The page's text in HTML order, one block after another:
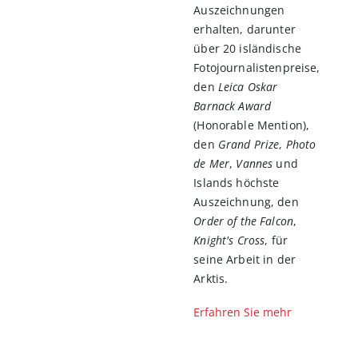
Auszeichnungen
erhalten, darunter
über 20 isländische
Fotojournalistenpreise,
den Leica Oskar
Barnack Award
(Honorable Mention),
den Grand Prize, Photo
de Mer, Vannes und
Islands höchste
Auszeichnung, den
Order of the Falcon,
Knight's Cross, für
seine Arbeit in der
Arktis.
Erfahren Sie mehr